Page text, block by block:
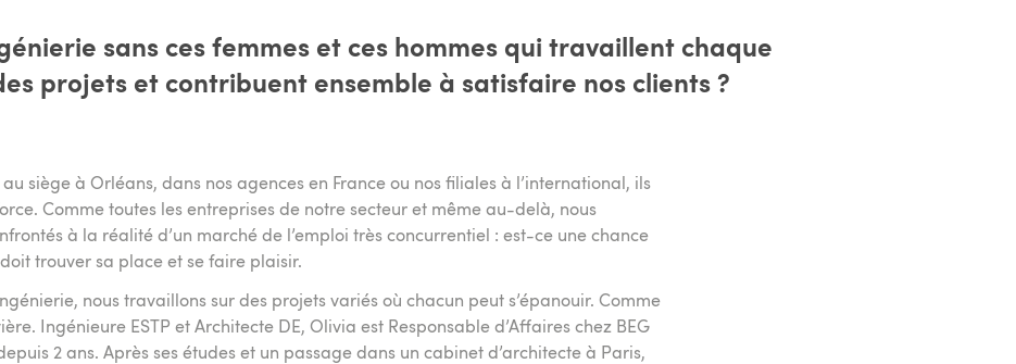
sans ces femmes et ces hommes qui travaillent chaque
projets et contribuent ensemble à satisfaire nos clients ?
au siège à Orléans, dans nos agences en France ou nos filiales à l’international, ils
Comme toutes les entreprises de notre secteur et même au-delà, nous
à la réalité d’un marché de l’emploi très concurrentiel : est-ce une chance
trouver sa place et se faire plaisir.
nous travaillons sur des projets variés où chacun peut s’épanouir. Comme
Ingénieure ESTP et Architecte DE, Olivia est Responsable d’Affaires chez BEG
2 ans. Après ses études et un passage dans un cabinet d’architecte à Paris,